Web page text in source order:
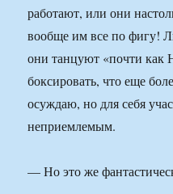
работают, или они
вообще им все по фигу!
они танцуют «почти как
боксировать, что еще
осуждаю, но для себя
неприемлемым.
— Но это же